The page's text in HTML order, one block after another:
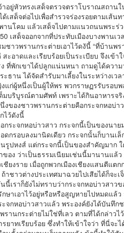
วทรงเสด็จตรวจตราโบราณสถานใน
เสด็จต่อไปเพื่อสำรวจร่องรอยตามเส้น
านโคม แล้วเสด็จไปตามแนวถนนพระร่
เสด็จออกจากที่ประทับเมืองบางพานเ
ชาวพรานกระต่ายเอาไว้ดงันี้ “ที่บ้าน
อาดและเรียบร้อยเป็นระเบียบ จึงเข้า
พักเขาได้ปลูกแน่นหนา ถามดูได้ความ
ธาน ได้จัดสำรับมาเลี้ยงในระหว่างเว
แก่ผู้หนึ่งเป็นผู้ให้พร พวกราษฏรรับรอ
บริบูรณ์ตามศัพท์ เพราะได้กินอาหารจ
งของชาวพรานกระต่ายคือกระจกหอบ่
ไว้ดังนี้
จกหอบ่าวสาว กระจกนี้เป็นของนาย
กรอบลงมานิดเดียว กระจกนั้นก็บานเ
รูปหงส์ แต่กระจกนี้เป็นของสำคัญมาก
ของ ว่าเป็นธรรมเนียมเช่นนี้มานานแ
ยงราย เมื่อถูกพวกเมืองเชียงแสนตีแต
าชาวต่างประเทศมาฉวยไปเสียได้ก็จ
นี้เราก็ยังไม่ทราบว่ากระจกหอบ่าวสา
ษาเอาไว้อยู่หรือหรือสูญหายไปหมดแล้
จกหอบ่าวสาวแล้ว พระองค์ยังได้บันทึก
พรานกระต่ายไม่ใช่ที่เลว ตามที่ได้กล่า
ยาทเรียบร้อย ซึ่งทำให้เข้าใจว่า ที่นี่จะ